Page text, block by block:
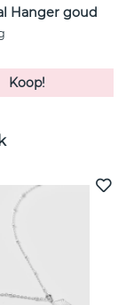
Hanger goud
Koop!